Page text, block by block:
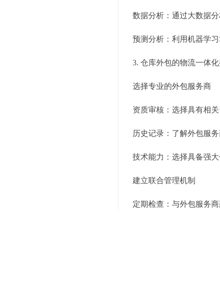
数据分析：通过大数据
预测分析：利用机器学
3. 仓库外包的物流一体
选择专业的外包服务商
资质审核：选择具有相
历史记录：了解外包服
技术能力：选择具备强
建立联合管理机制
定期检查：与外包服务